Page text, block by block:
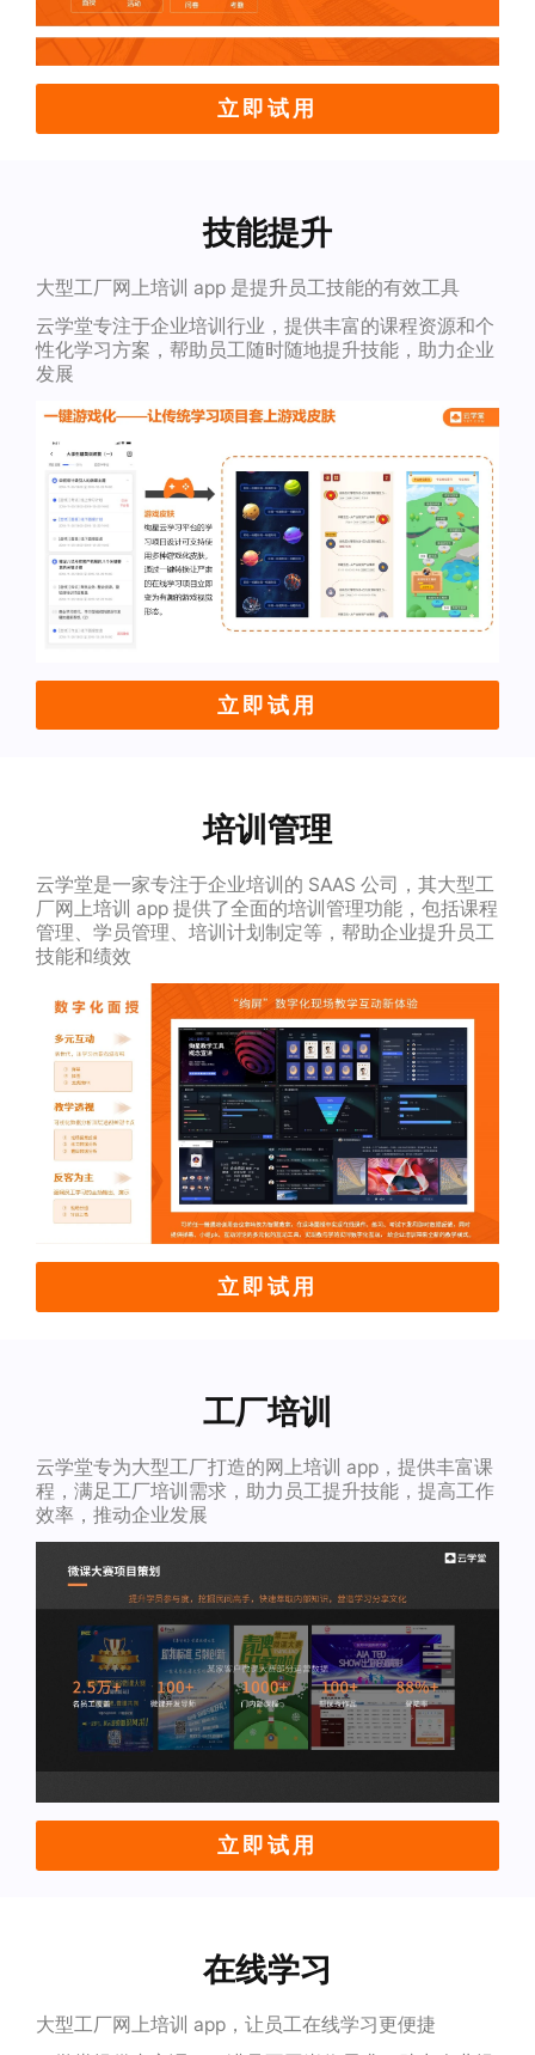
立即试用
技能提升
大型工厂网上培训 app 是提升员工技能的有效工具
云学堂专注于企业培训行业，提供丰富的课程资源和个
性化学习方案，帮助员工随时随地提升技能，助力企业
发展
立即试用
培训管理
云学堂是一家专注于企业培训的 SAAS 公司，其大型工
厂网上培训 app 提供了全面的培训管理功能，包括课程
管理、学员管理、培训计划制定等，帮助企业提升员工
技能和绩效
立即试用
工厂培训
云学堂专为大型工厂打造的网上培训 app，提供丰富课
程，满足工厂培训需求，助力员工提升技能，提高工作
效率，推动企业发展
立即试用
在线学习
大型工厂网上培训 app，让员工在线学习更便捷